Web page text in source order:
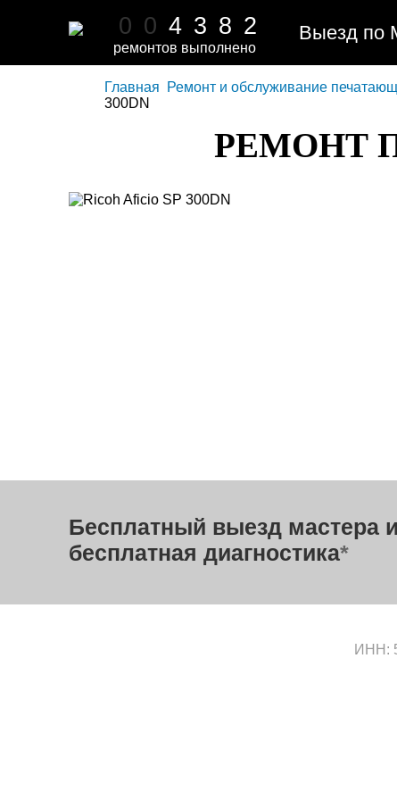
0 0 4 3 8 2
ремонтов выполнено
Выезд по
Главная Ремонт и обслуживание
300DN
РЕМОНТ
Бесплатный выезд мастера и
бесплатная диагностика*
ИНН: